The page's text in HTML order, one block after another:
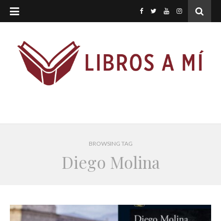
BROWSING TAG
Diego Molina